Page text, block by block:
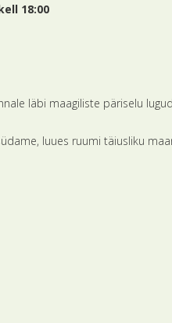
18:00
läbi maagiliste päriselu
luues ruumi täiusliku